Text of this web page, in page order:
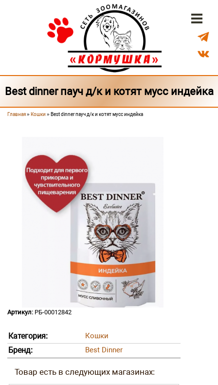
Перейти к основному содержанию
Бонусная система
Доставка
Наши магазины
Best dinner пауч д/к и котят мусс индейка
Вы здесь
Главная» Кошки » Best dinner пауч д/к и котят мусс индейка
Артикул: РБ-00012842
Категория: Кошки
Бренд: Best Dinner